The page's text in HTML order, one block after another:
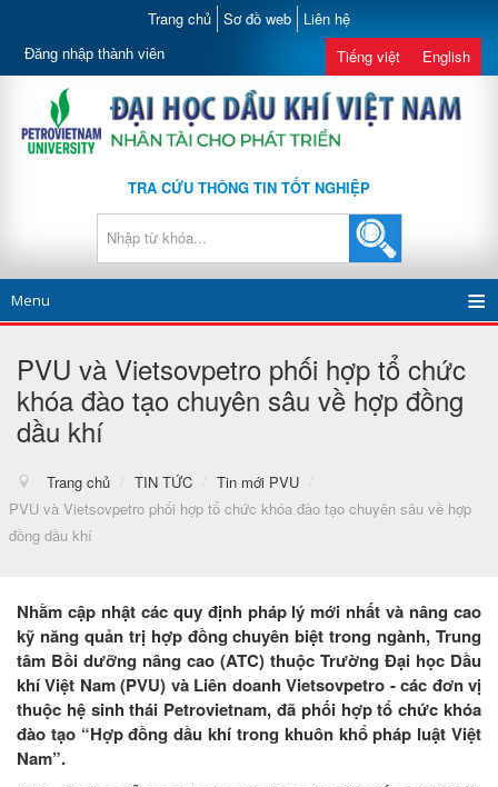
Trang chủ Sơ đồ web Liên hệ
Đăng nhập thành viên Tiếng việt English
TRA CỨU THÔNG TIN TỐT NGHIỆP
Menu
PVU và Vietsovpetro phối hợp tổ chức
khóa đào tạo chuyên sâu về hợp đồng
dầu khí
Trang chủ / TIN TỨC / Tin mới PVU
/
PVU và Vietsovpetro phối hợp tổ chức khóa đào tạo chuyên sâu về hợp
đồng dầu khí
Nhằm cập nhật các quy định pháp lý mới nhất và nâng cao
kỹ năng quản trị hợp đồng chuyên biệt trong ngành, Trung
tâm Bồi dưỡng nâng cao (ATC) thuộc Trường Đại học Dầu
khí Việt Nam (PVU) và Liên doanh Vietsovpetro - các đơn vị
thuộc hệ sinh thái Petrovietnam, đã phối hợp tổ chức khóa
đào tạo “Hợp đồng dầu khí trong khuôn khổ pháp luật Việt
Nam”.